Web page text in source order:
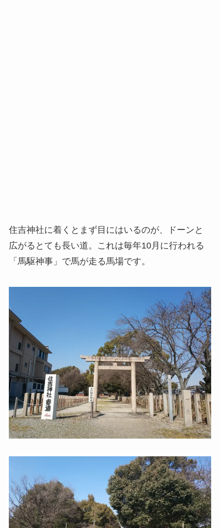
住吉神社に着くとまず目にはいるのが、ドーンと
広がるとても長い道。これは毎年10月に行われる
「馬駆神事」で馬が走る馬場です。